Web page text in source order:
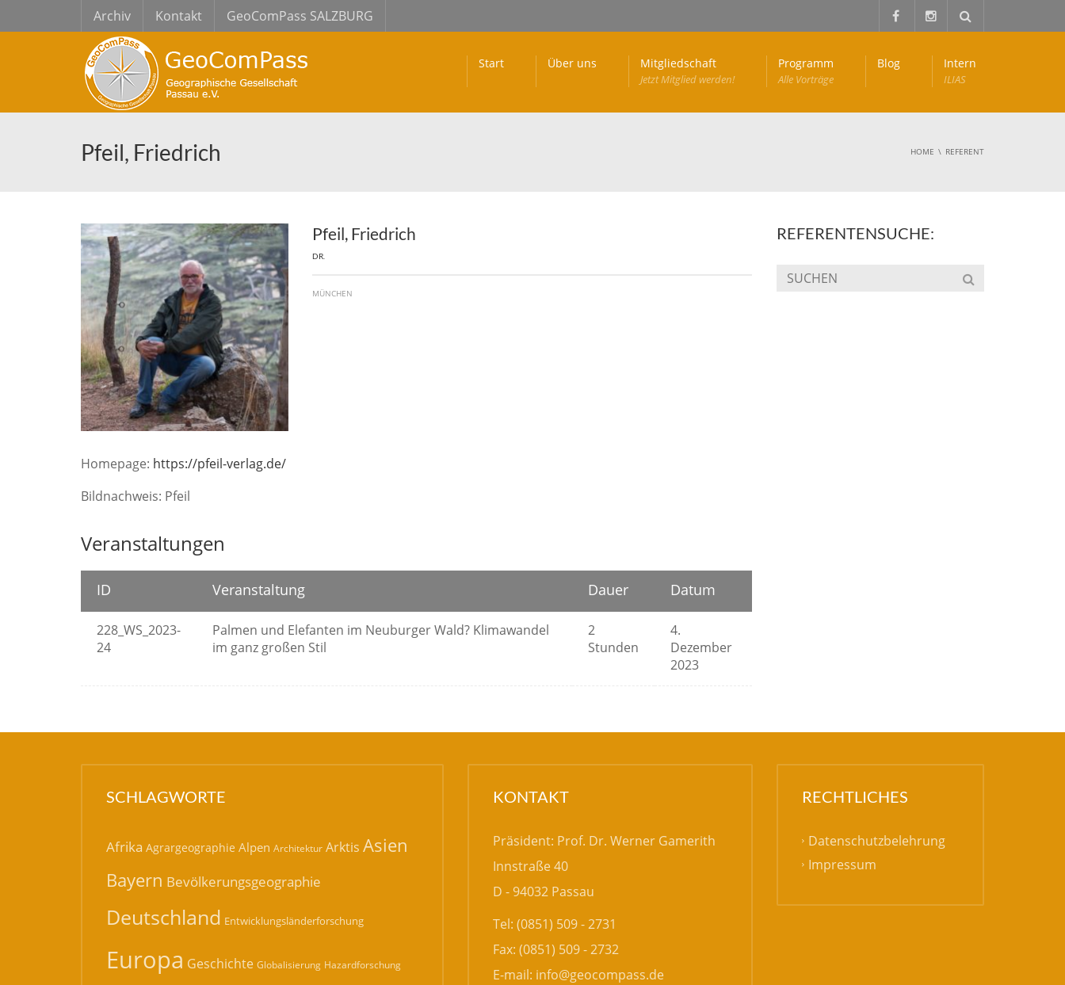
Archiv Kontakt GeoComPass SALZBURG
Start Über uns Mitgliedschaft
Jetzt Mitglied werden!
Programm
Alle Vorträge
Blog Intern
ILIAS
Pfeil, Friedrich HOME REFERENT
Pfeil, Friedrich
DR.
MÜNCHEN
Homepage: https://pfeil-verlag.de/
Bildnachweis: Pfeil
Veranstaltungen
ID Veranstaltung Dauer Datum
228_WS_2023-
24
Palmen und Elefanten im Neuburger Wald? Klimawandel
im ganz großen Stil
2
Stunden
4.
Dezember
2023
REFERENTENSUCHE:
SCHLAGWORTE
Afrika Agrargeographie Alpen Architektur Arktis Asien
Bayern Bevölkerungsgeographie
Deutschland Entwicklungsländerforschung
Europa Geschichte Globalisierung Hazardforschung
KONTAKT
Präsident: Prof. Dr. Werner Gamerith
Innstraße 40
D - 94032 Passau
Tel: (0851) 509 - 2731
Fax: (0851) 509 - 2732
E-mail: info@geocompass.de
RECHTLICHES
Datenschutzbelehrung
Impressum